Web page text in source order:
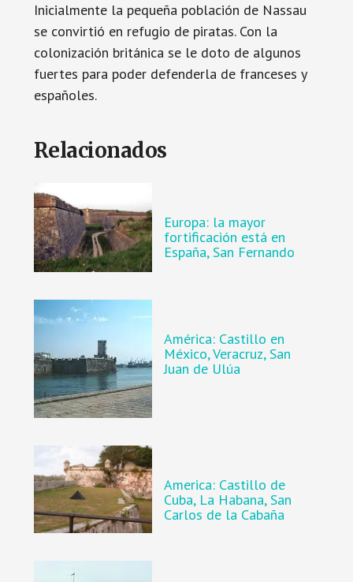
Inicialmente la pequeña población de Nassau
se convirtió en refugio de piratas. Con la
colonización británica se le doto de algunos
fuertes para poder defenderla de franceses y
españoles.
Relacionados
Europa: la mayor
fortificación está en
España, San Fernando
América: Castillo en
México, Veracruz, San
Juan de Ulúa
America: Castillo de
Cuba, La Habana, San
Carlos de la Cabaña